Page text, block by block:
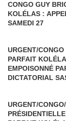
CONGO GUY
KOLÉLAS :
SAMEDI 27
URGENT/
PARFAIT
EMPOISONNÉ
DICTATORIAL
URGENT/